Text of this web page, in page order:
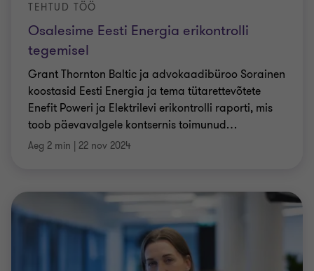
Osalesime Eesti Energia erikontrolli
tegemisel
TEHTUD TÖÖ
Grant Thornton Baltic ja advokaadibüroo Sorainen
koostasid Eesti Energia ja tema tütarettevõtete
Enefit Poweri ja Elektrilevi erikontrolli raporti, mis
toob päevavalgele kontsernis toimunud…
Aeg 2 min | 22 nov 2024